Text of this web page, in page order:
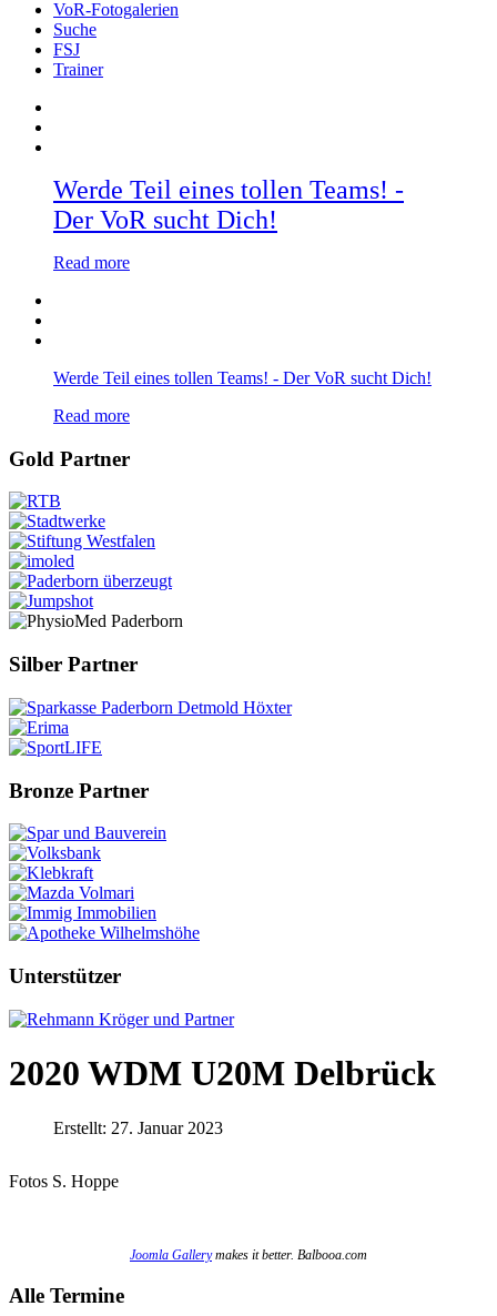
VoR-Fotogalerien
Suche
FSJ
Trainer
Werde Teil eines tollen Teams! -
Der VoR sucht Dich!
Read more
Werde Teil eines tollen Teams! - Der VoR sucht Dich!
Read more
Gold Partner
Silber Partner
Bronze Partner
Unterstützer
2020 WDM U20M Delbrück
Erstellt: 27. Januar 2023
Fotos S. Hoppe
Joomla Gallerymakes it better. Balbooa.com
Alle Termine